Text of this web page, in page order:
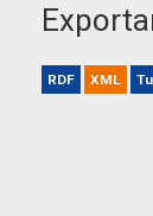
RDF XML